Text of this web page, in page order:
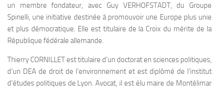
un membre fondateur, avec Guy VERHOFSTADT, du Groupe
Spinelli, une initiative destinée à promouvoir une Europe plus unie
et plus démocratique. Elle est titulaire de la Croix du mérite de la
République fédérale allemande.
Thierry CORNILLET est titulaire d’un doctorat en sciences politiques,
d’un DEA de droit de l’environnement et est diplômé de l’institut
d’études politiques de Lyon. Avocat, il est élu maire de Montélimar